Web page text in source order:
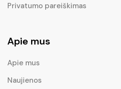
Privatumo pareiškimas
Apie mus
Apie mus
Naujienos